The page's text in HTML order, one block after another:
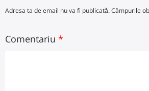
Adresa ta de email nu va fi publicată.Câmpurile
Comentariu *